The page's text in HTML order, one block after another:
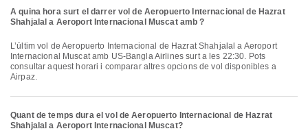
A quina hora surt el darrer vol de Aeropuerto Internacional de Hazrat
Shahjalal a Aeroport Internacional Muscat amb ?
L’últim vol de Aeropuerto Internacional de Hazrat Shahjalal a Aeroport
Internacional Muscat amb US-Bangla Airlines surt a les 22:30. Pots
consultar aquest horari i comparar altres opcions de vol disponibles a
Airpaz.
Quant de temps dura el vol de Aeropuerto Internacional de Hazrat
Shahjalal a Aeroport Internacional Muscat?